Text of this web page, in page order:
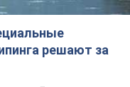
решают за